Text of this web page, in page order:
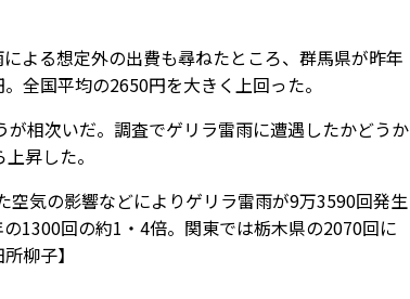
よる想定外の出費も尋ねたところ、群馬県が昨年
全国平均の2650円を大きく上回った。
相次いだ。調査でゲリラ雷雨に遭遇したかどうか
昇した。
気の影響などによりゲリラ雷雨が9万3590回発生
1300回の約1・4倍。関東では栃木県の2070回に
柳子】